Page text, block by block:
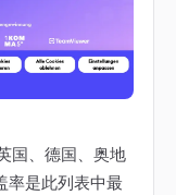
国、德国、奥地
率是此列表中最